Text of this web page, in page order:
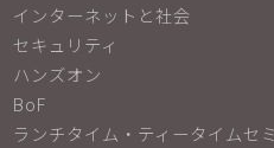
インターネットと社会
セキュリティ
ハンズオン
BoF
ランチタイム・ティータイムセ